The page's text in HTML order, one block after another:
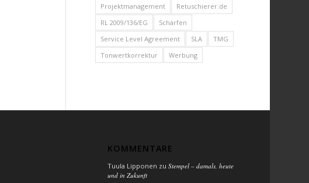
Projektmanagement
Retuschierer.de
RL 2009/136/EG
Schärfen
Service Level Agreement
SLA
TMG
Tonwertkorrektur
Werbung
KOMMENTARE
Tuula Lipponen zuStempel – damals, heute
und in Zukunft